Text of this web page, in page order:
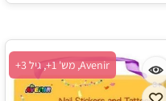
Avenir, מש' 1+, גיל 3+